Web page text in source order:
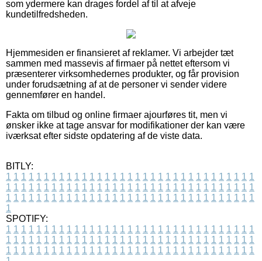
som ydermere kan drages fordel af til at afveje
kundetilfredsheden.
Hjemmesiden er finansieret af reklamer. Vi arbejder tæt
sammen med massevis af firmaer på nettet eftersom vi
præsenterer virksomhedernes produkter, og får provision
under forudsætning af at de personer vi sender videre
gennemfører en handel.
Fakta om tilbud og online firmaer ajourføres tit, men vi
ønsker ikke at tage ansvar for modifikationer der kan være
iværksat efter sidste opdatering af de viste data.
BITLY:
1 1 1 1 1 1 1 1 1 1 1 1 1 1 1 1 1 1 1 1 1 1 1 1 1 1 1 1 1 1 1 1 1
1 1 1 1 1 1 1 1 1 1 1 1 1 1 1 1 1 1 1 1 1 1 1 1 1 1 1 1 1 1 1 1 1
1 1 1 1 1 1 1 1 1 1 1 1 1 1 1 1 1 1 1 1 1 1 1 1 1 1 1 1 1 1 1 1 1
1
SPOTIFY:
1 1 1 1 1 1 1 1 1 1 1 1 1 1 1 1 1 1 1 1 1 1 1 1 1 1 1 1 1 1 1 1 1
1 1 1 1 1 1 1 1 1 1 1 1 1 1 1 1 1 1 1 1 1 1 1 1 1 1 1 1 1 1 1 1 1
1 1 1 1 1 1 1 1 1 1 1 1 1 1 1 1 1 1 1 1 1 1 1 1 1 1 1 1 1 1 1 1 1